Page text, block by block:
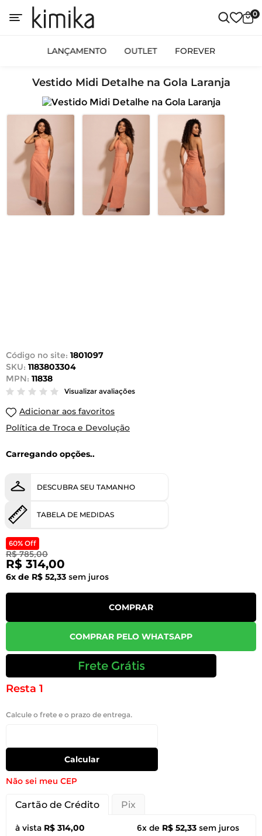
0
LANÇAMENTO OUTLET FOREVER
Vestido Midi Detalhe na Gola Laranja
Código no site: 1801097
SKU: 1183803304
MPN: 11838
Visualizar avaliações
Adicionar aos favoritos
Política de Troca e Devolução
Carregando opções..
DESCUBRA SEU TAMANHO
TABELA DE MEDIDAS
60% Off
R$ 785,00
R$ 314,00
6x de R$ 52,33 sem juros
COMPRAR
COMPRAR PELO WHATSAPP
Frete Grátis
Resta 1
Calcule o frete e o prazo de entrega.
Calcular
Não sei meu CEP
Cartão de Crédito Pix
à vista R$ 314,00
6x de R$ 52,33 sem juros